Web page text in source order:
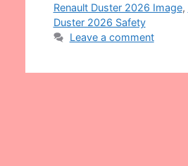
Renault Duster 2026 Image,
Duster 2026 Safety
Leave a comment